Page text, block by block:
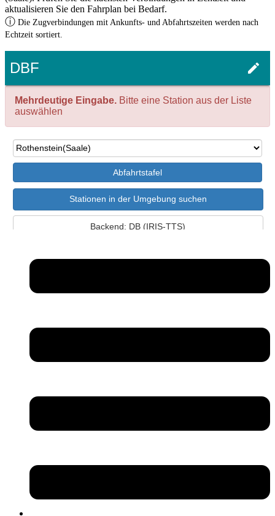
aktualisieren Sie den Fahrplan bei Bedarf.
ⓘ Die Zugverbindungen mit Ankunfts- und Abfahrtszeiten werden nach
Echtzeit sortiert.